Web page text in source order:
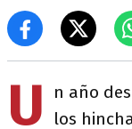
U
n año
los